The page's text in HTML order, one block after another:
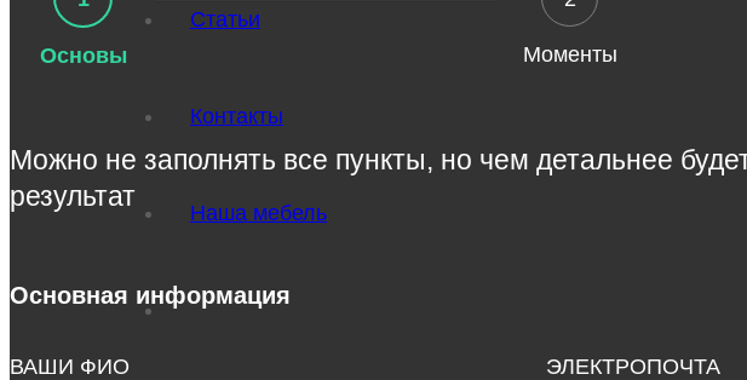
Статьи
Контакты
Наша мебель
Основы Моменты
Можно не заполнять все пункты, но чем детальнее
результат
Основная информация
ВАШИ ФИО ЭЛЕКТРОПОЧТА